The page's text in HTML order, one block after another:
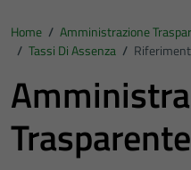
Home / Amministrazione
/ Tassi Di Assenza /
Trasparente